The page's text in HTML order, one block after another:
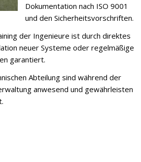
Dokumentation nach ISO 9001
und den Sicherheitsvorschriften.
der Ingenieure ist durch direktes
neuer Systeme oder regelmäßige
garantiert.
Abteilung sind während der
anwesend und gewährleisten